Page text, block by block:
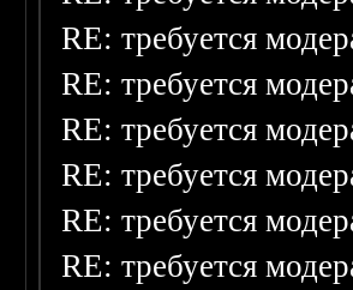
RE: требуется
RE: требуется
RE: требуется
RE: требуется
RE: требуется
RE: требуется